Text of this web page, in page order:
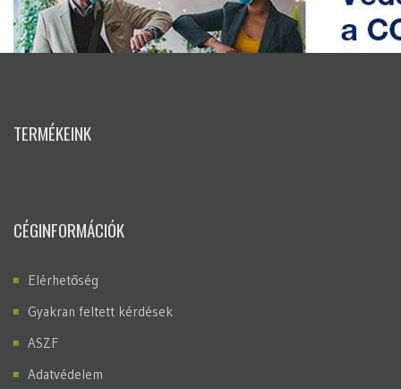
TERMÉKEINK
CÉGINFORMÁCIÓK
Elérhetőség
Gyakran feltett kérdések
ASZF
Adatvédelem